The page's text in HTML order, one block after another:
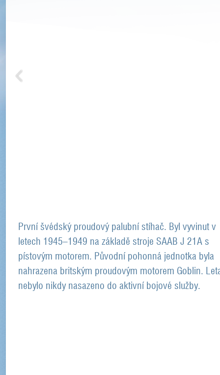
První švédský proudový palubní stíhač. Byl vyvinut v
letech 1945–1949 na základě stroje SAAB J 21A s
pístovým motorem. Původní pohonná jednotka byla
nahrazena britským proudovým motorem Goblin.
nebylo nikdy nasazeno do aktivní bojové služby.